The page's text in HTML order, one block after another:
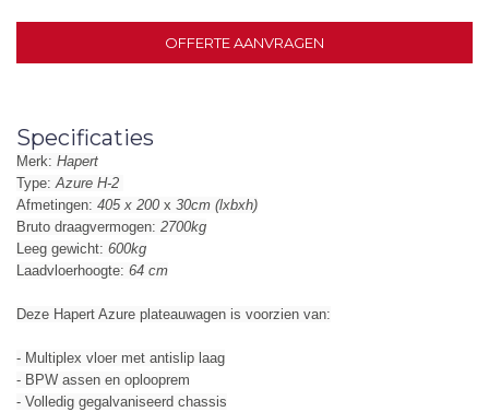
OFFERTE AANVRAGEN
Specificaties
Merk: Hapert
Type:Azure H-2
Afmetingen: 405 x 200 x 30cm (lxbxh)
Bruto draagvermogen: 2700kg
Leeg gewicht: 600kg
Laadvloerhoogte: 64 cm
Deze Hapert Azure plateauwagen is voorzien van:
- Multiplex vloer met antislip laag
- BPW assen en oplooprem
- Volledig gegalvaniseerd chassis